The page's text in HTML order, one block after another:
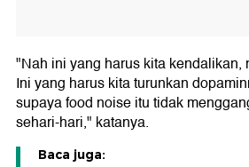
"Nah ini yang harus kita kendalikan,
Ini yang harus kita turunkan
supaya food noise itu tidak
sehari-hari," katanya.
Baca juga: